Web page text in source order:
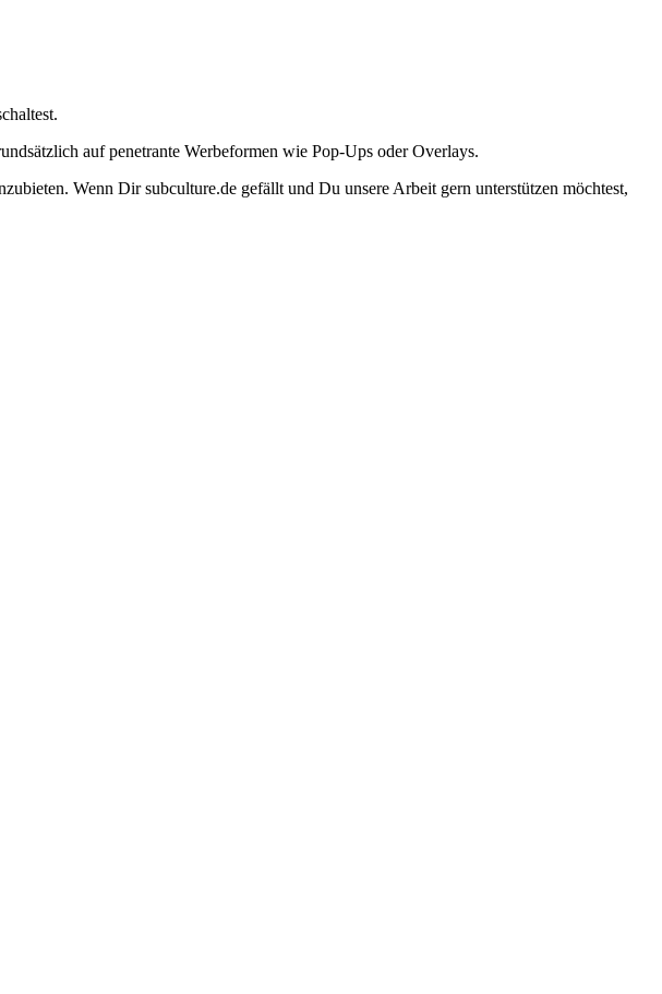
auf penetrante Werbeformen wie Pop-Ups oder Overlays.
Wenn Dir subculture.de gefällt und Du unsere Arbeit gern unterstützen möchtest,